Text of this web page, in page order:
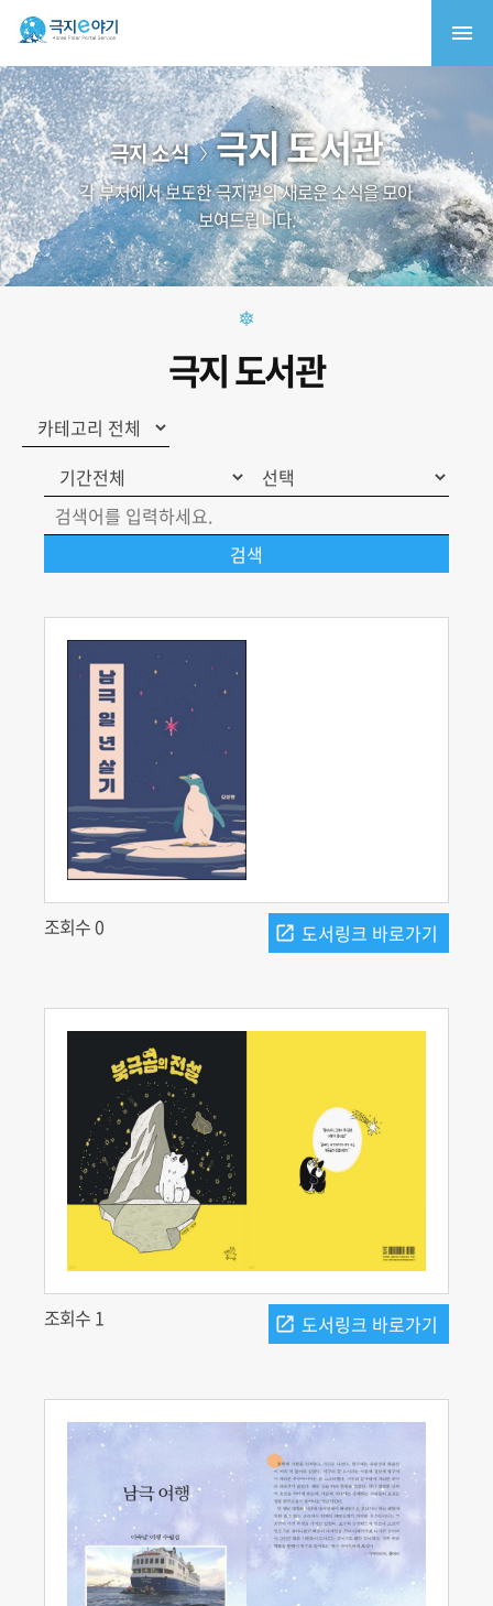
극지 소식 극지 도서관
각 부처에서 보도한 극지권의 새로운 소식을 모아
보여드립니다.
극지 도서관
조회수 0
조회수 1